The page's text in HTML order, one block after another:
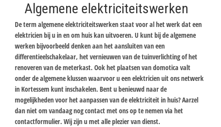
Algemene elektriciteitswerken
De term algemene elektriciteitswerken staat voor al het werk dat een
elektricien bij u in en om huis kan uitvoeren. U kunt bij de algemene
werken bijvoorbeeld denken aan het aansluiten van een
differentieelschakelaar, het vernieuwen van de tuinverlichting of het
renoveren van de meterkast. Ook het plaatsen van domotica valt
onder de algemene klussen waarvoor u een elektricien uit ons netwerk
in Kortessem kunt inschakelen. Bent u benieuwd naar de
mogelijkheden voor het aanpassen van de elektriciteit in huis? Aarzel
dan niet om vandaag nog contact met ons op te nemen via het
contactformulier. Wij zijn u met alle plezier van dienst.